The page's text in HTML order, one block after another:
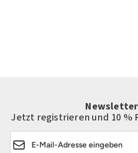
Newsletter
Jetzt registrieren und 10 %